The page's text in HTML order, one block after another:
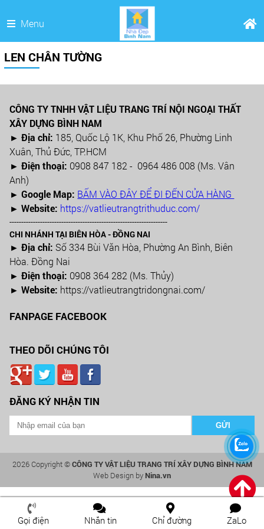
Menu
LEN CHÂN TƯỜNG
CÔNG TY TNHH VẬT LIỆU TRANG TRÍ NỘI NGOẠI THẤT
XÂY DỰNG BÌNH NAM
► Địa chỉ: 185, Quốc Lộ 1K, Khu Phố 26, Phường Linh
Xuân, Thủ Đức, TP.HCM
►Điện thoại: 0908 847 182 - 0964 486 008 (Ms. Vân
Anh)
►Google Map: BẤM VÀO ĐÂY ĐỂ ĐI ĐẾN CỬA HÀNG
► Website: https://vatlieutrangtrithuduc.com/
-------------------------------------------------------------------
CHI NHÁNH TẠI BIÊN HÒA - ĐỒNG NAI
► Địa chỉ: Số 334 Bùi Văn Hòa, Phường An Bình, Biên
Hòa. Đồng Nai
► Điện thoại: 0908 364 282 (Ms. Thủy)
► Website: https://vatlieutrangtridongnai.com/
FANPAGE FACEBOOK
THEO DÕI CHÚNG TÔI
ĐĂNG KÝ NHẬN TIN
2026 Copyright ©CÔNG TY VẬT LIỆU TRANG TRÍ XÂY DỰNG BÌNH NAM
Web Design by Nina.vn
Gọi điện Nhắn tin Chỉ đường ZaLo